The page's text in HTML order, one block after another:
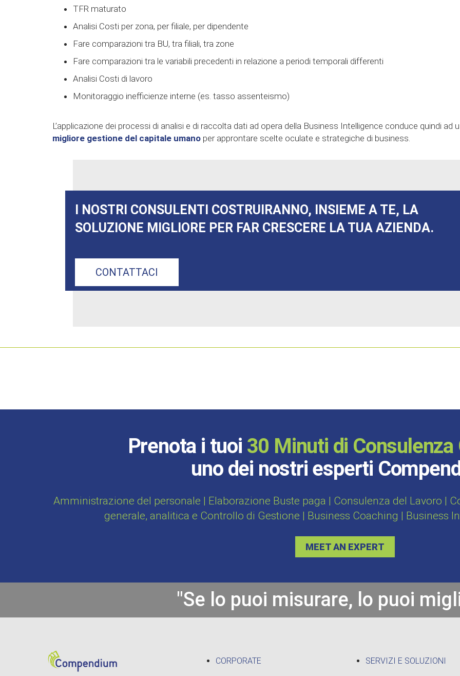
TFR maturato
Analisi Costi per zona, per filiale, per dipendente
Fare comparazioni tra BU, tra filiali, tra zone
Fare comparazioni tra le variabili precedenti in relazione a periodi temporali differenti
Analisi Costi di lavoro
Monitoraggio inefficienze interne (es. tasso assenteismo)
L’applicazione dei processi di analisi e di raccolta dati ad opera della Business Intelligence conduce quindi ad
migliore gestione del capitale umano per approntare scelte oculate e strategiche di business.
I NOSTRI CONSULENTI COSTRUIRANNO, INSIEME A TE, LA
SOLUZIONE MIGLIORE PER FAR CRESCERE LA TUA AZIENDA.
CONTATTACI
Prenota i tuoi 30 Minuti di Consulenza
uno dei nostri esperti
Amministrazione del personale | Elaborazione Buste paga | Consulenza del Lavoro |
generale, analitica e Controllo di Gestione | Business Coaching | Business
MEET AN EXPERT
"Se lo puoi misurare, lo puoi
CORPORATE SERVIZI E SOLUZIONI